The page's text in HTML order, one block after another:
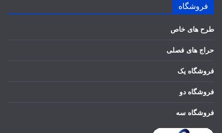
فروشگاه
طرح های خاص
حراج های فصلی
فروشگاه یک
فروشگاه دو
فروشگاه سه